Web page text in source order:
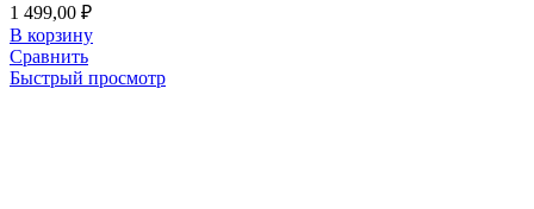
1 499,00 ₽
В корзину
Сравнить
Быстрый просмотр